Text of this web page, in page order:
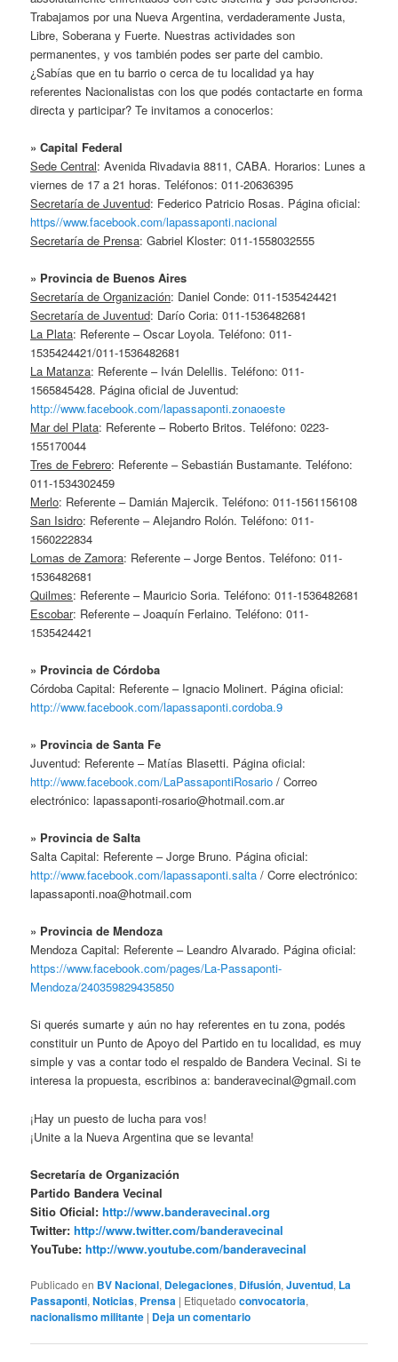
Trabajamos por una Nueva Argentina, verdaderamente Justa,
Libre, Soberana y Fuerte. Nuestras actividades son
permanentes, y vos también podes ser parte del cambio.
¿Sabías que en tu barrio o cerca de tu localidad ya hay
referentes Nacionalistas con los que podés contactarte en forma
directa y participar? Te invitamos a conocerlos:
» Capital Federal
Sede Central: Avenida Rivadavia 8811, CABA. Horarios: Lunes a
viernes de 17 a 21 horas. Teléfonos: 011-20636395
Secretaría de Juventud: Federico Patricio Rosas. Página oficial:
https//www.facebook.com/lapassaponti.nacional
Secretaría de Prensa: Gabriel Kloster: 011-1558032555
» Provincia de Buenos Aires
Secretaría de Organización: Daniel Conde: 011-1535424421
Secretaría de Juventud: Darío Coria: 011-1536482681
La Plata: Referente – Oscar Loyola. Teléfono: 011-
1535424421/011-1536482681
La Matanza: Referente – Iván Delellis. Teléfono: 011-
1565845428. Página oficial de Juventud:
http://www.facebook.com/lapassaponti.zonaoeste
Mar del Plata: Referente – Roberto Britos. Teléfono: 0223-
155170044
Tres de Febrero: Referente – Sebastián Bustamante. Teléfono:
011-1534302459
Merlo: Referente – Damián Majercik. Teléfono: 011-1561156108
San Isidro: Referente – Alejandro Rolón. Teléfono: 011-
1560222834
Lomas de Zamora: Referente – Jorge Bentos. Teléfono: 011-
1536482681
Quilmes: Referente – Mauricio Soria. Teléfono: 011-1536482681
Escobar: Referente – Joaquín Ferlaino. Teléfono: 011-
1535424421
» Provincia de Córdoba
Córdoba Capital: Referente – Ignacio Molinert. Página oficial:
http://www.facebook.com/lapassaponti.cordoba.9
» Provincia de Santa Fe
Juventud: Referente – Matías Blasetti. Página oficial:
http://www.facebook.com/LaPassapontiRosario / Correo
electrónico: lapassaponti-rosario@hotmail.com.ar
» Provincia de Salta
Salta Capital: Referente – Jorge Bruno. Página oficial:
http://www.facebook.com/lapassaponti.salta / Corre electrónico:
lapassaponti.noa@hotmail.com
» Provincia de Mendoza
Mendoza Capital: Referente – Leandro Alvarado. Página oficial:
https://www.facebook.com/pages/La-Passaponti-
Mendoza/240359829435850
Si querés sumarte y aún no hay referentes en tu zona, podés
constituir un Punto de Apoyo del Partido en tu localidad, es muy
simple y vas a contar todo el respaldo de Bandera Vecinal. Si te
interesa la propuesta, escribinos a: banderavecinal@gmail.com
¡Hay un puesto de lucha para vos!
¡Unite a la Nueva Argentina que se levanta!
Secretaría de Organización
Partido Bandera Vecinal
Sitio Oficial:http://www.banderavecinal.org
Twitter:http://www.twitter.com/banderavecinal
YouTube:http://www.youtube.com/banderavecinal
Publicado en BV Nacional, Delegaciones, Difusión,Juventud, La
Passaponti,Noticias, Prensa | Etiquetado convocatoria,
nacionalismo militante | Deja un comentario